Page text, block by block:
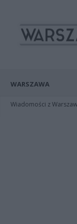
WARSZAWA
Wiadomości z